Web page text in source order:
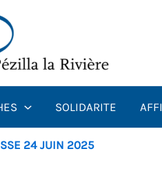
SOLIDARITE
24 JUIN 2025